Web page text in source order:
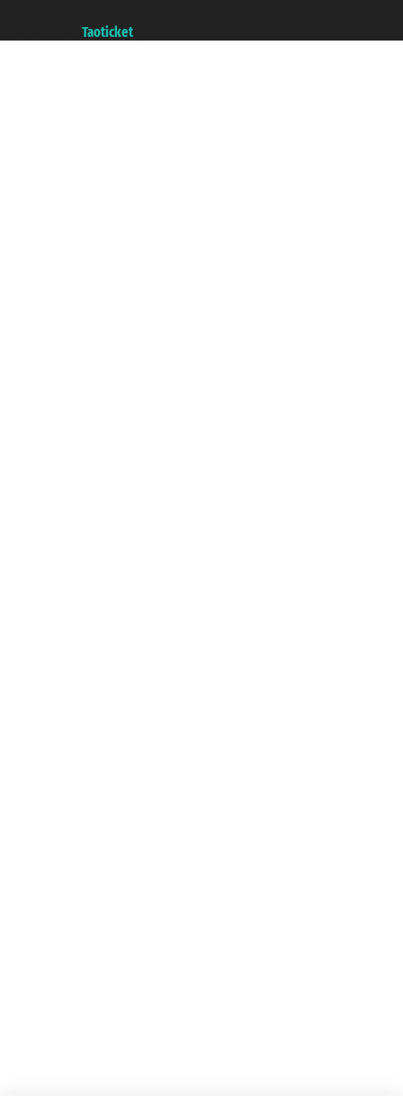
Taoticket